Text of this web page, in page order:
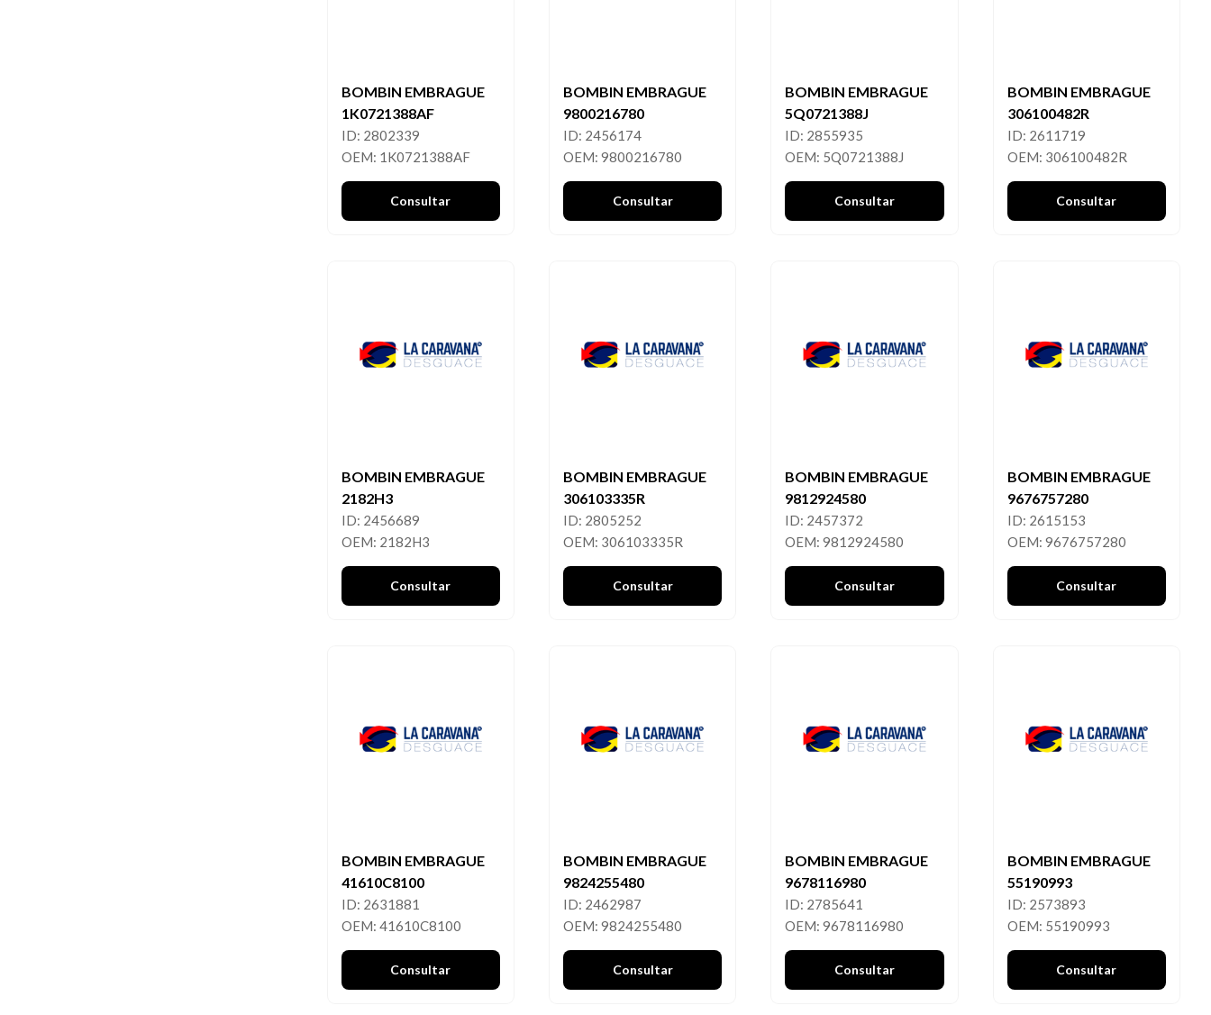
BOMBIN EMBRAGUE
1K0721388AF
ID: 2802339
OEM: 1K0721388AF
Consultar
BOMBIN EMBRAGUE
9800216780
ID: 2456174
OEM: 9800216780
Consultar
BOMBIN EMBRAGUE
5Q0721388J
ID: 2855935
OEM: 5Q0721388J
Consultar
BOMBIN EMBRAGUE
306100482R
ID: 2611719
OEM: 306100482R
Consultar
BOMBIN EMBRAGUE
2182H3
ID: 2456689
OEM: 2182H3
Consultar
BOMBIN EMBRAGUE
306103335R
ID: 2805252
OEM: 306103335R
Consultar
BOMBIN EMBRAGUE
9812924580
ID: 2457372
OEM: 9812924580
Consultar
BOMBIN EMBRAGUE
9676757280
ID: 2615153
OEM: 9676757280
Consultar
BOMBIN EMBRAGUE
41610C8100
ID: 2631881
OEM: 41610C8100
Consultar
BOMBIN EMBRAGUE
9824255480
ID: 2462987
OEM: 9824255480
Consultar
BOMBIN EMBRAGUE
9678116980
ID: 2785641
OEM: 9678116980
Consultar
BOMBIN EMBRAGUE
55190993
ID: 2573893
OEM: 55190993
Consultar